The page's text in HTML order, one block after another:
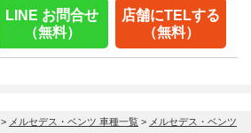
LINE お問合せ
（無料）
店舗にTELする
（無料）
> メルセデス・ベンツ 車種一覧 > メルセデス・ベンツ